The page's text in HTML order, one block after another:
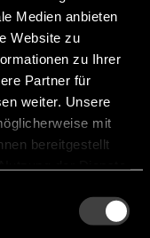
Medien anbieten
Website zu
zu Ihrer
Partner für
weiter. Unsere
mit
bereitgestellt